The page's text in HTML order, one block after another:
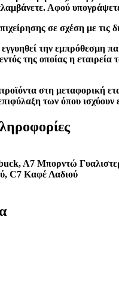
Αφού
σε σχέση με τις
εγγυηθεί την εμπρόθεσμη
της οποίας η
στη μεταφορική
των όπου
A7 Μπορντώ
C7 Καφέ Λαδιού